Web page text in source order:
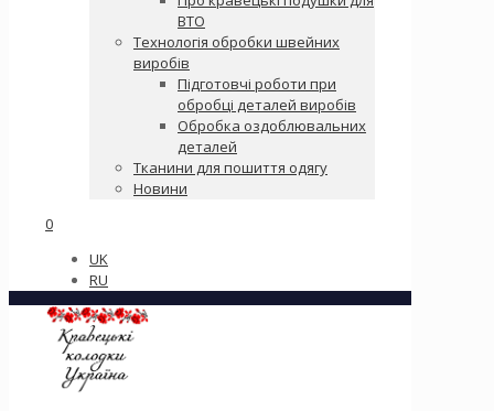
ВТО
Технологія обробки швейних
виробів
Підготовчі роботи при
обробці деталей виробів
Обробка оздоблювальних
деталей
Тканини для пошиття одягу
Новини
0
UK
RU